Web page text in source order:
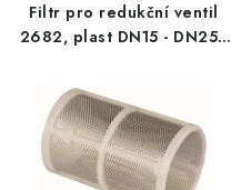
o
r
Filtr pro redukční ventil
2682, plast DN15 - DN25 -